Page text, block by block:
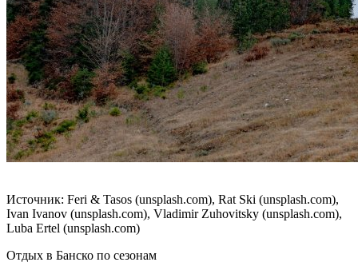
Источник: Feri & Tasos (unsplash.com), Rat Ski (unsplash.com),
Ivan Ivanov (unsplash.com), Vladimir Zuhovitsky (unsplash.com),
Luba Ertel (unsplash.com)
Отдых в Банско по сезонам